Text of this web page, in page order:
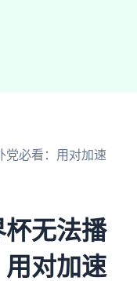
党必看：用对加速
无法播
对加速